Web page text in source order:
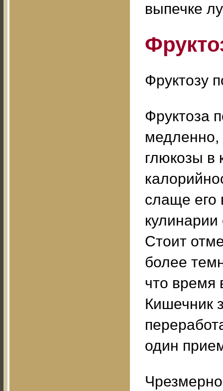
выпечке
Фруктозу
Фруктоза
медленно,
глюкозы в
слаще его
Стоит
более
что время
Кишечник
один